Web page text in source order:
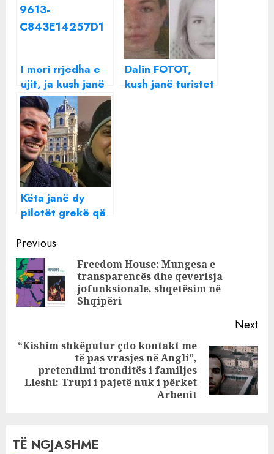
I mori rrjedha e
ujit, ja kush janë
babë e bir që
humbën jetën në
Malësi të Madhe
Dalin FOTOT,
kush janë turistet
Këta janë dy
pilotët grekë që
nga rrëzimi i
aeroplanit
zjarrfikës
Continue
Reading
Previous
Freedom House: Mungesa e
transparencës dhe qeverisja
jofunksionale, shqetësim në
Shqipëri
Next
Next
post:
“Kishim shkëputur çdo kontakt me
të pas vrasjes në Angli”,
pretendimi tronditës i familjes
Lleshi: Trupi i pajetë nuk i përket
Arbenit
TË NGJASHME